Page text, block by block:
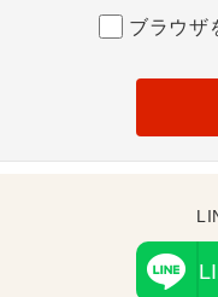
ブラウザ